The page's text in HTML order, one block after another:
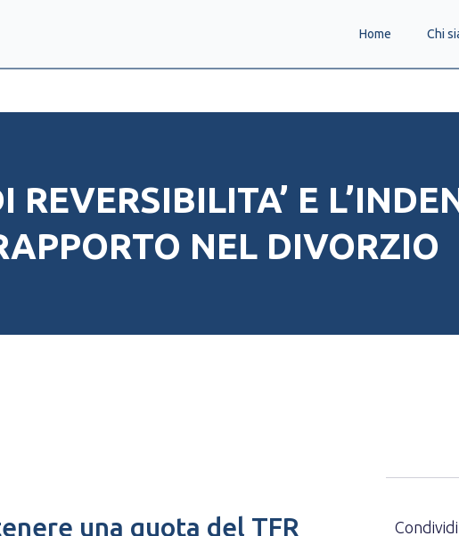
Home Chi
REVERSIBILITA’ E
NEL DIVORZIO
una quota del TFR